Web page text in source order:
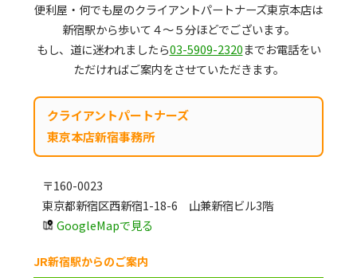
便利屋・何でも屋のクライアントパートナーズ東京本店は
新宿駅から歩いて４～５分ほどでございます。
もし、道に迷われましたら03-5909-2320までお電話をい
ただければご案内をさせていただきます。
クライアントパートナーズ
東京本店新宿事務所
〒160-0023
東京都新宿区西新宿1-18-6 山兼新宿ビル3階
GoogleMapで見る
JR新宿駅からのご案内